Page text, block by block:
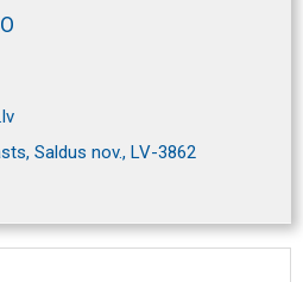
Saldus nov., LV-3862